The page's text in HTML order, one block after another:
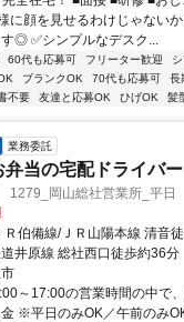
に顔を見せるわけじゃない
◎ ✅シンプルなデスク...
60代も応募可 フリーター歓迎
ブランクOK 70代も応募可 長
不要 友達と応募OK ひげOK 髪
業務委託
弁当の宅配ドライバー
岡山総社営業所_平日
Ｒ伯備線/ＪＲ山陽本線 清音
井原線 総社西口徒歩約36分
～17:00の営業時間の中で
※平日のみOK／午前のみ